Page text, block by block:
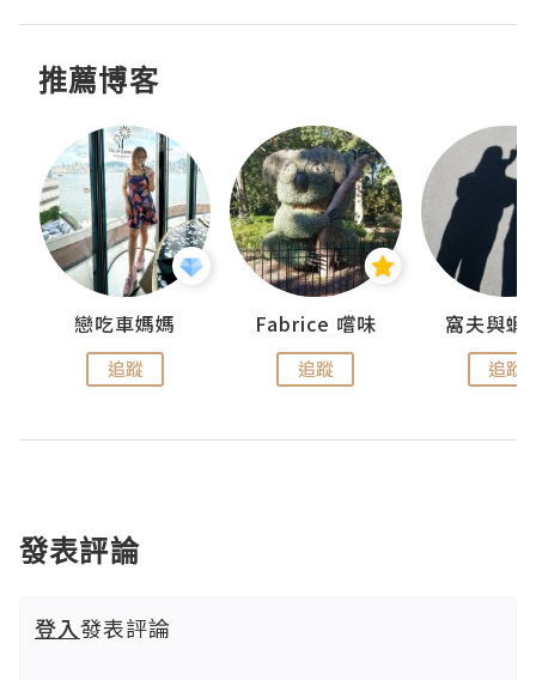
推薦博客
戀吃車媽媽
追蹤
Fabrice 嚐味
追蹤
窩夫與蝦
追蹤
發表評論
登入發表評論